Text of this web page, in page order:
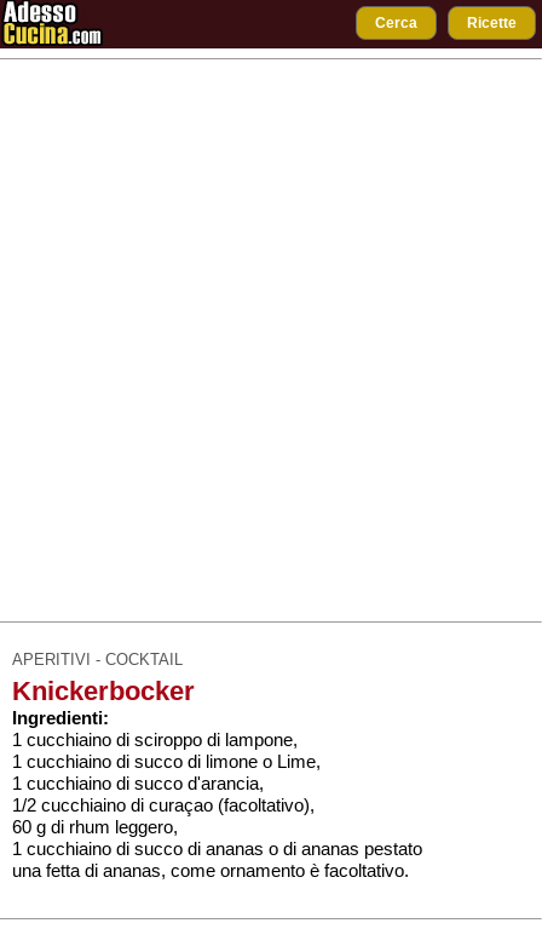
Cerca Ricette
APERITIVI - COCKTAIL
Knickerbocker
Ingredienti:
1 cucchiaino di sciroppo di lampone,
1 cucchiaino di succo di limone o Lime,
1 cucchiaino di succo d'arancia,
1/2 cucchiaino di curaçao (facoltativo),
60 g di rhum leggero,
1 cucchiaino di succo di ananas o di ananas pestato
una fetta di ananas, come ornamento è facoltativo.